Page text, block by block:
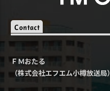
Contact
ＦＭおたる
（株式会社エフエム小樽放送局）